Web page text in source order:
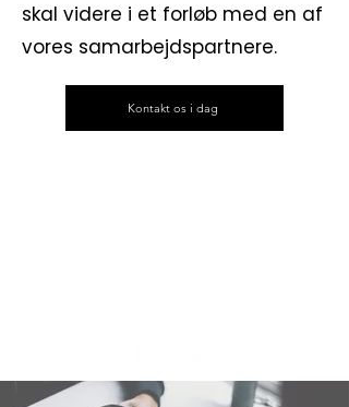
skal videre i et forløb med en af
vores samarbejdspartnere.
Kontakt os i dag